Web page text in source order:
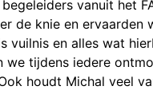
vanuit het
de knie en ervaarden
vuilnis en alles wat
tijdens iedere
houdt Michal veel